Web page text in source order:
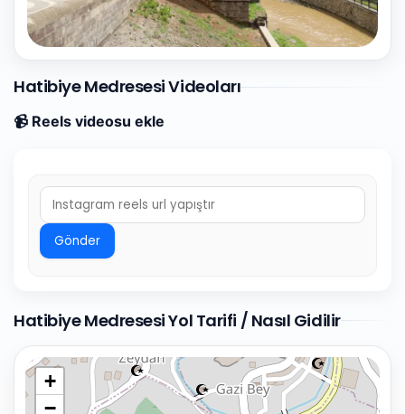
Hatibiye Medresesi Videoları
📹 Reels videosu ekle
Gönder
Hatibiye Medresesi Yol Tarifi / Nasıl Gidilir
+
−